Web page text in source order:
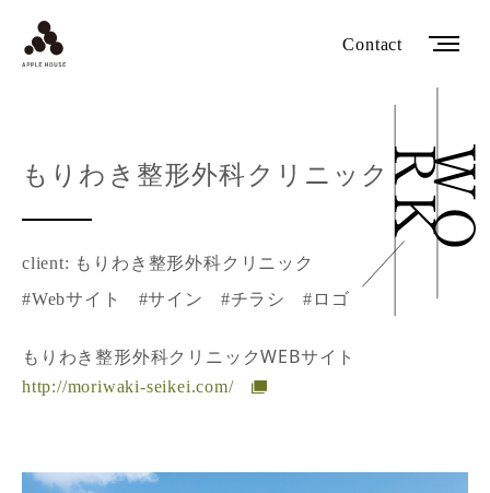
Contact
もりわき整形外科クリニック
client: もりわき整形外科クリニック
#Webサイト
#サイン #チラシ #ロゴ
もりわき整形外科クリニックWEBサイト
http://moriwaki-seikei.com/